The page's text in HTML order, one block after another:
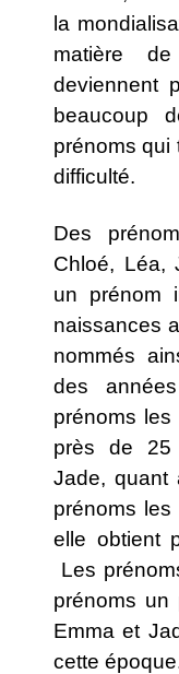
la
matière
deviennent
beaucoup
prénoms qui
difficulté.
Des
Chloé, Léa,
un prénom
naissances
nommés
des
prénoms
près de 25
Jade, quant
prénoms
elle obtient
Les
prénoms un
Emma et
cette